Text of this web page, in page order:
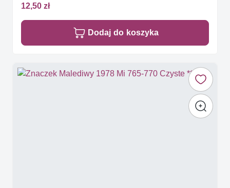
12,50 zł
Dodaj do koszyka